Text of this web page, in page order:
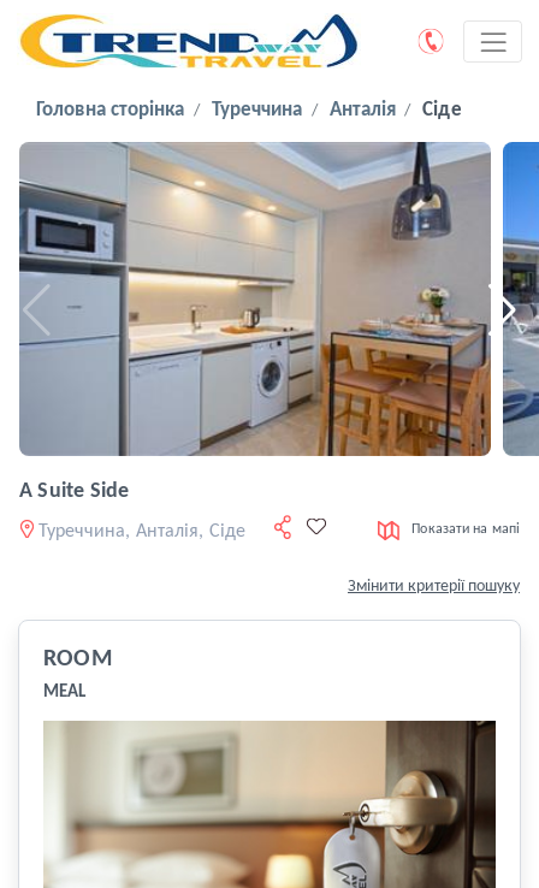
Головна сторінка Туреччина Анталія Сіде
A Suite Side
Туреччина, Анталія, Сіде Показати на мапі
Змінити критерії пошуку
ROOM
MEAL